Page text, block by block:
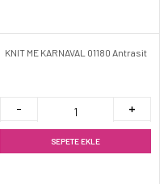
KNIT ME KARNAVAL 01180 Antrasit
SEPETE EKLE